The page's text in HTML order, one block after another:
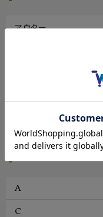
アウター
帽子
ファッション雑貨
A
C